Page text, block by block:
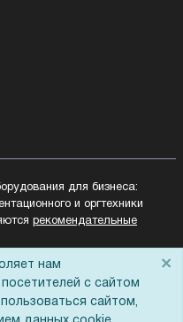
для бизнеса:
и оргтехники
рекомендательные
нам
с сайтом
сайтом,
×